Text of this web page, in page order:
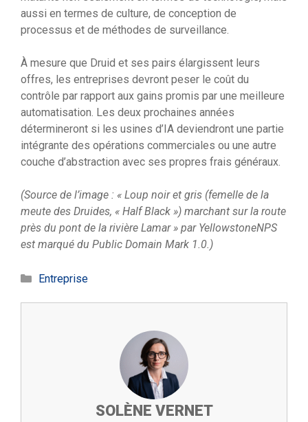
aussi en termes de culture, de conception de
processus et de méthodes de surveillance.
À mesure que Druid et ses pairs élargissent leurs
offres, les entreprises devront peser le coût du
contrôle par rapport aux gains promis par une meilleure
automatisation. Les deux prochaines années
détermineront si les usines d’IA deviendront une partie
intégrante des opérations commerciales ou une autre
couche d’abstraction avec ses propres frais généraux.
(Source de l’image : « Loup noir et gris (femelle de la
meute des Druides, « Half Black ») marchant sur la route
près du pont de la rivière Lamar » par YellowstoneNPS
est marqué du Public Domain Mark 1.0.)
Catégories
Entreprise
SOLÈNE VERNET